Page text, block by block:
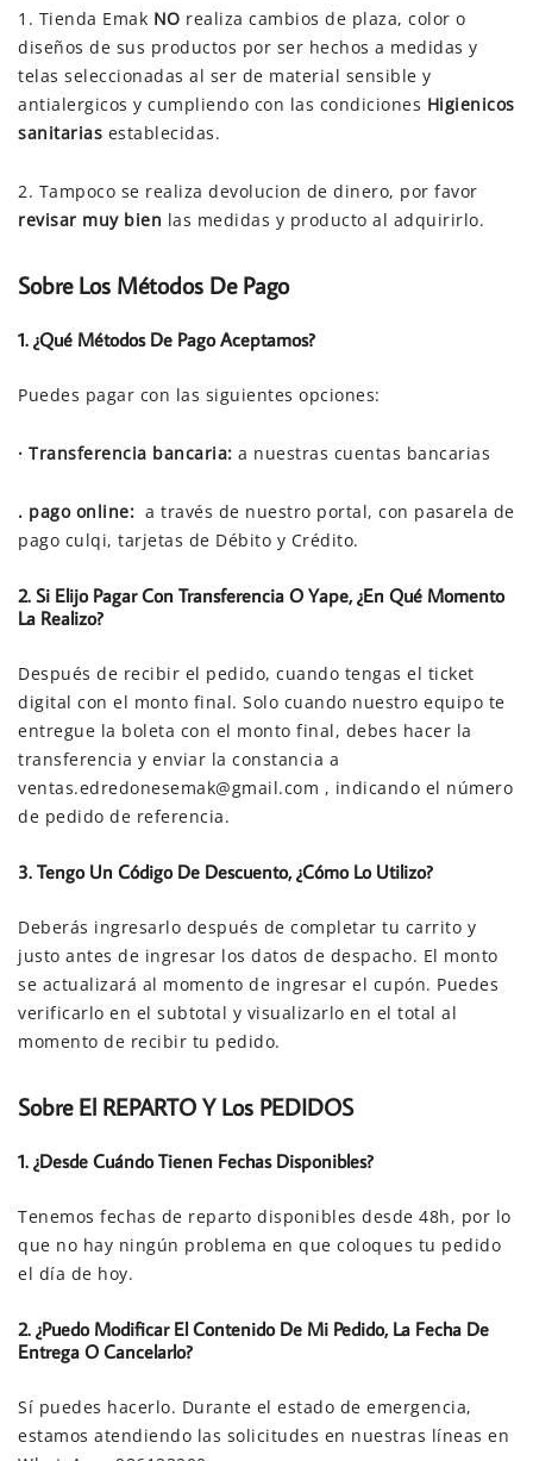
1. Tienda Emak NO realiza cambios de plaza, color o
diseños de sus productos por ser hechos a medidas y
telas seleccionadas al ser de material sensible y
antialergicos y cumpliendo con las condiciones Higienicos
sanitarias establecidas.
2. Tampoco se realiza devolucion de dinero, por favor
revisar muy bien las medidas y producto al adquirirlo.
Sobre Los Métodos De Pago
1. ¿Qué Métodos De Pago Aceptamos?
Puedes pagar con las siguientes opciones:
· Transferencia bancaria: a nuestras cuentas bancarias
. pago online: a través de nuestro portal, con pasarela de
pago culqi, tarjetas de Débito y Crédito.
2. Si Elijo Pagar Con Transferencia O Yape, ¿en Qué Momento
La Realizo?
Después de recibir el pedido, cuando tengas el ticket
digital con el monto final. Solo cuando nuestro equipo te
entregue la boleta con el monto final, debes hacer la
transferencia y enviar la constancia a
ventas.edredonesemak@gmail.com , indicando el número
de pedido de referencia.
3. Tengo Un Código De Descuento, ¿cómo Lo Utilizo?
Deberás ingresarlo después de completar tu carrito y
justo antes de ingresar los datos de despacho. El monto
se actualizará al momento de ingresar el cupón. Puedes
verificarlo en el subtotal y visualizarlo en el total al
momento de recibir tu pedido.
Sobre El REPARTO Y Los PEDIDOS
1. ¿Desde Cuándo Tienen Fechas Disponibles?
Tenemos fechas de reparto disponibles desde 48h, por lo
que no hay ningún problema en que coloques tu pedido
el día de hoy.
2. ¿Puedo Modificar El Contenido De Mi Pedido, La Fecha De
Entrega O Cancelarlo?
Sí puedes hacerlo. Durante el estado de emergencia,
estamos atendiendo las solicitudes en nuestras líneas en